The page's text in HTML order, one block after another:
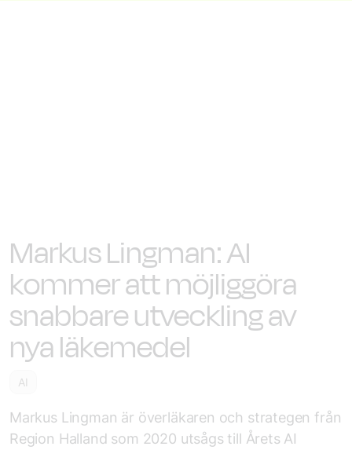
Markus Lingman: AI
kommer att möjliggöra
snabbare utveckling av
nya läkemedel
AI
Markus Lingman är överläkaren och strategen från
Region Halland som 2020 utsågs till Årets AI